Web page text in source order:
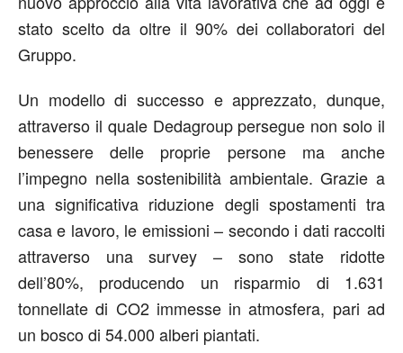
stato scelto da oltre il 90% dei collaboratori del
Gruppo.
Un modello di successo e apprezzato, dunque,
attraverso il quale Dedagroup persegue non solo il
benessere delle proprie persone ma anche
l’impegno nella sostenibilità ambientale. Grazie a
una significativa riduzione degli spostamenti tra
casa e lavoro, le emissioni – secondo i dati raccolti
attraverso una survey – sono state ridotte
dell’80%, producendo un risparmio di 1.631
tonnellate di CO2 immesse in atmosfera, pari ad
un bosco di 54.000 alberi piantati.